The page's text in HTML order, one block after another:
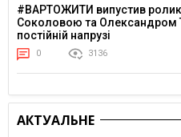
#ВАРТОЖИТИ випустив
Соколовою та Олександром
постійній напрузі
0 3136
АКТУАЛЬНЕ